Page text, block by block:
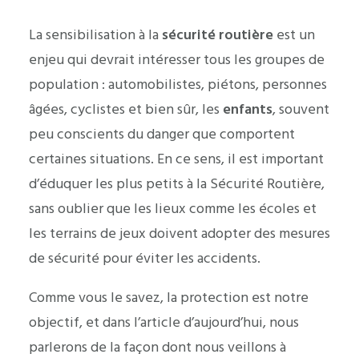
La sensibilisation à la sécurité routière est un
enjeu qui devrait intéresser tous les groupes de
population : automobilistes, piétons, personnes
âgées, cyclistes et bien sûr, les enfants, souvent
peu conscients du danger que comportent
certaines situations. En ce sens, il est important
d’éduquer les plus petits à la Sécurité Routière,
sans oublier que les lieux comme les écoles et
les terrains de jeux doivent adopter des mesures
de sécurité pour éviter les accidents.
Comme vous le savez, la protection est notre
objectif, et dans l’article d’aujourd’hui, nous
parlerons de la façon dont nous veillons à